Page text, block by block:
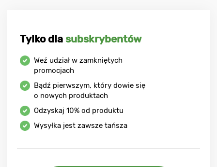
Tylko dla subskrybentów
Weź udział w zamkniętych
promocjach
Bądź pierwszym, który dowie się
o nowych produktach
Odzyskaj 10% od produktu
Wysyłka jest zawsze tańsza